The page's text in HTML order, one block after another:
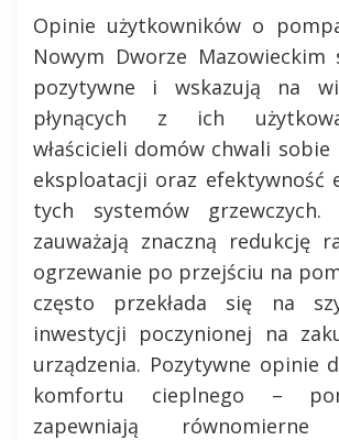
Opinie użytkowników o
Nowym Dworze Mazowieckim
pozytywne i wskazują na
płynących z ich
właścicieli domów chwali
eksploatacji oraz efektywność
tych systemów grzewczych.
zauważają znaczną redukcję
ogrzewanie po przejściu na
często przekłada się na
inwestycji poczynionej na
urządzenia. Pozytywne opinie
komfortu cieplnego –
zapewniają równomierne